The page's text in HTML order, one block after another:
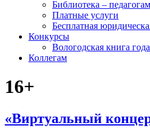
Библиотека – педагогам
Платные услуги
Бесплатная
Конкурсы
Вологодская книга года
Коллегам
16+
«Виртуальный